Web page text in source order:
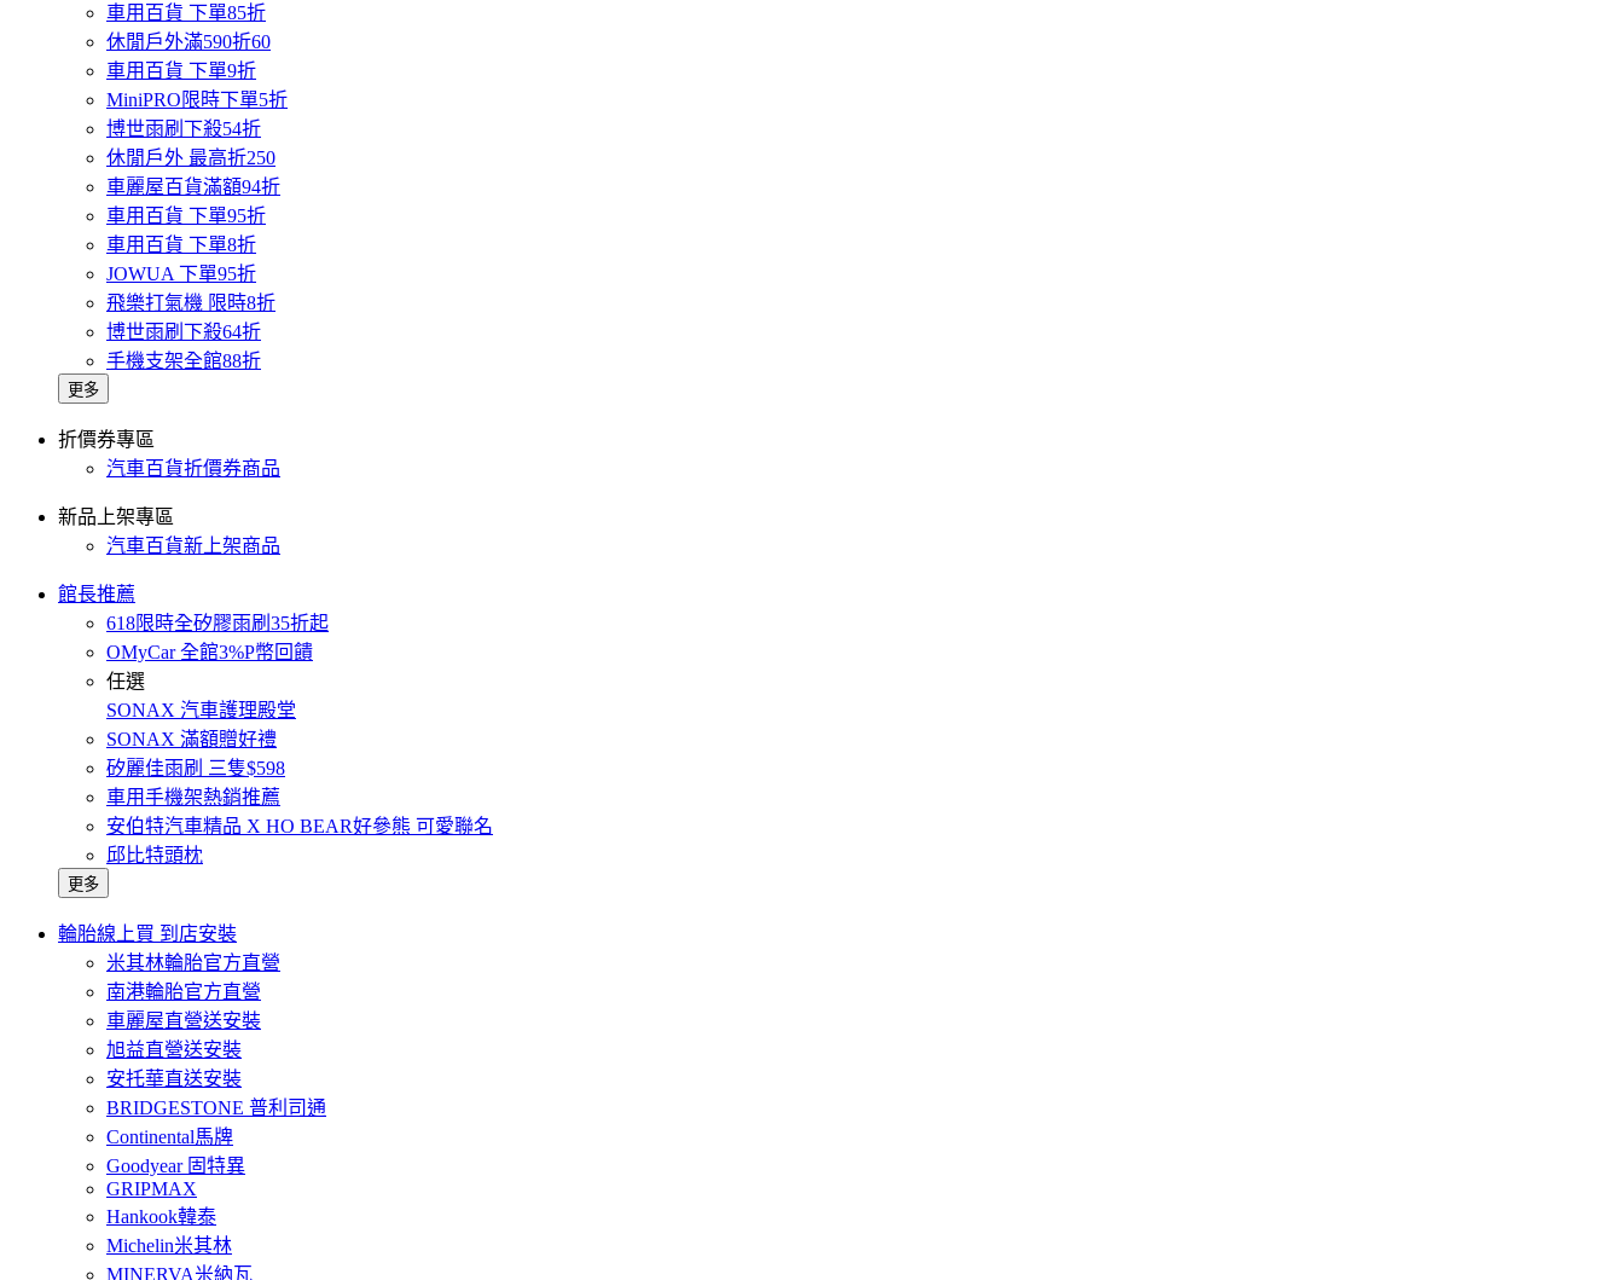
車用百貨 下單85折
休閒戶外滿590折60
車用百貨 下單9折
MiniPRO限時下單5折
博世雨刷下殺54折
休閒戶外 最高折250
車麗屋百貨滿額94折
車用百貨 下單95折
車用百貨 下單8折
JOWUA 下單95折
飛樂打氣機 限時8折
博世雨刷下殺64折
手機支架全館88折
更多
折價券專區
汽車百貨折價券商品
新品上架專區
汽車百貨新上架商品
館長推薦
618限時全矽膠雨刷35折起
OMyCar 全館3%P幣回饋
任選
SONAX 汽車護理殿堂
SONAX 滿額贈好禮
矽麗佳雨刷 三隻$598
車用手機架熱銷推薦
安伯特汽車精品 X HO BEAR好參熊 可愛聯名
邱比特頭枕
更多
輪胎線上買 到店安裝
米其林輪胎官方直營
南港輪胎官方直營
車麗屋直營送安裝
旭益直營送安裝
安托華直送安裝
BRIDGESTONE 普利司通
Continental馬牌
Goodyear 固特異
GRIPMAX
Hankook韓泰
Michelin米其林
MINERVA米納瓦